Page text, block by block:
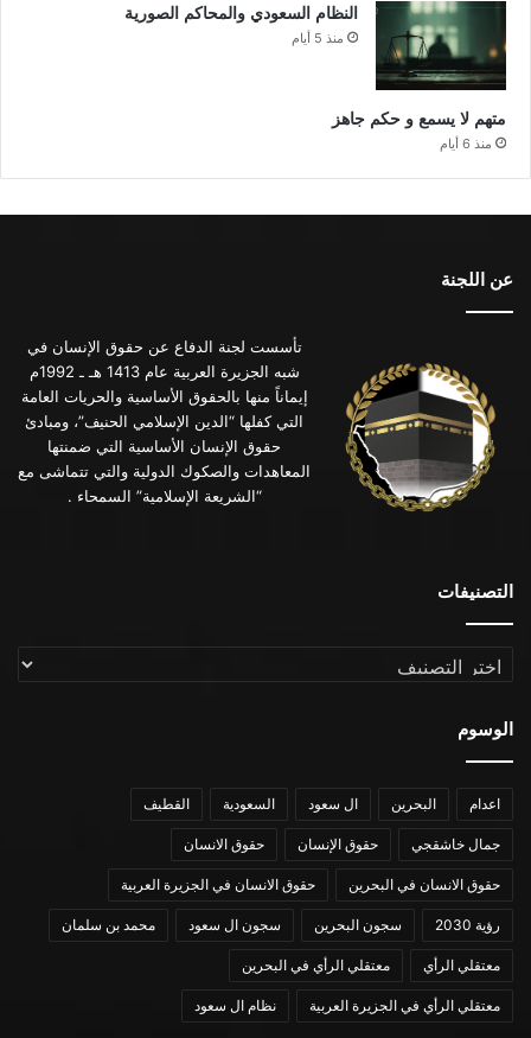
النظام السعودي والمحاكم الصورية
منذ 5 أيام
متهم لا يسمع و حكم جاهز
منذ 6 أيام
عن اللجنة
تأسست لجنة الدفاع عن حقوق الإنسان في
شبه الجزيرة العربية عام 1413 هـ ـ 1992م
إيماناً منها بالحقوق الأساسية والحريات العامة
التي كفلها “الدين الإسلامي الحنيف”، ومبادئ
حقوق الإنسان الأساسية التي ضمنتها
المعاهدات والصكوك الدولية والتي تتماشى مع
“الشريعة الإسلامية” السمحاء .
التصنيفات
التصنيفات
الوسوم
اعدام البحرين ال سعود السعودية القطيف
جمال خاشقجي حقوق الإنسان حقوق الانسان
حقوق الانسان في البحرين حقوق الانسان في الجزيرة العربية
رؤية 2030 سجون البحرين سجون ال سعود محمد بن سلمان
معتقلي الرأي معتقلي الرأي في البحرين
معتقلي الرأي في الجزيرة العربية نظام ال سعود